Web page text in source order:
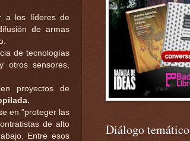
a los líderes de
de armas
de tecnologías
otros sensores,
proyectos de
en "proteger las
de alto
Entre esos
Diálogo temático